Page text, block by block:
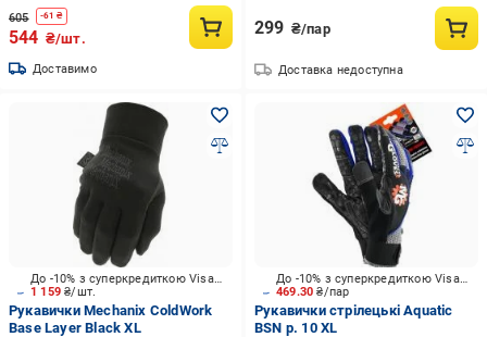
605 -61 ₴
544 ₴/шт.
Доставимо
299 ₴/пар
Доставка недоступна
1 159₴/шт.
До -10% з суперкредиткою Visa Вигода
Рукавички Mechanix ColdWork
Base Layer Black XL
469.30₴/пар
До -10% з суперкредиткою Visa Вигода
Рукавички стрілецькі Aquatic
BSN р. 10 XL